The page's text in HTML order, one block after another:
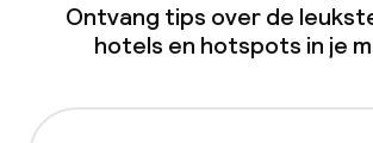
Ontvang tips over de
hotels en hotspots in je